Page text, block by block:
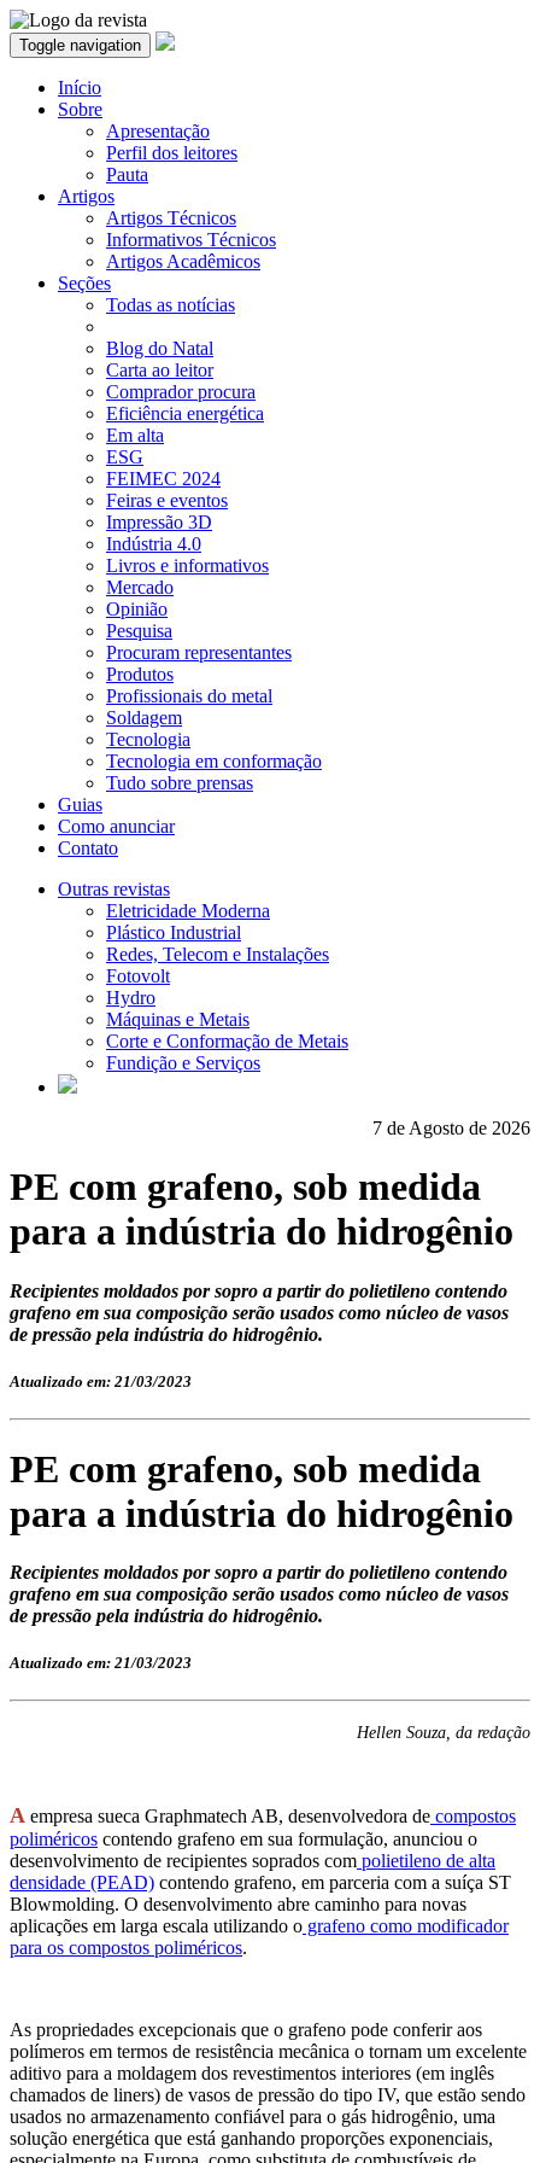
Toggle navigation
Início
Sobre
Apresentação
Perfil dos leitores
Pauta
Artigos
Artigos Técnicos
Informativos Técnicos
Artigos Acadêmicos
Seções
Todas as notícias
Blog do Natal
Carta ao leitor
Comprador procura
Eficiência energética
Em alta
ESG
FEIMEC 2024
Feiras e eventos
Impressão 3D
Indústria 4.0
Livros e informativos
Mercado
Opinião
Pesquisa
Procuram representantes
Produtos
Profissionais do metal
Soldagem
Tecnologia
Tecnologia em conformação
Tudo sobre prensas
Guias
Como anunciar
Contato
Outras revistas
Eletricidade Moderna
Plástico Industrial
Redes, Telecom e Instalações
Fotovolt
Hydro
Máquinas e Metais
Corte e Conformação de Metais
Fundição e Serviços
7 de Agosto de 2026
PE com grafeno, sob medida
para a indústria do hidrogênio
Recipientes moldados por sopro a partir do polietileno contendo
grafeno em sua composição serão usados como núcleo de vasos
de pressão pela indústria do hidrogênio.
Atualizado em: 21/03/2023
PE com grafeno, sob medida
para a indústria do hidrogênio
Recipientes moldados por sopro a partir do polietileno contendo
grafeno em sua composição serão usados como núcleo de vasos
de pressão pela indústria do hidrogênio.
Atualizado em: 21/03/2023
Hellen Souza, da redação
A empresa sueca Graphmatech AB, desenvolvedora de compostos
poliméricos contendo grafeno em sua formulação, anunciou o
desenvolvimento de recipientes soprados com polietileno de alta
densidade (PEAD) contendo grafeno, em parceria com a suíça ST
Blowmolding. O desenvolvimento abre caminho para novas
aplicações em larga escala utilizando o grafeno como modificador
para os compostos poliméricos.
As propriedades excepcionais que o grafeno pode conferir aos
polímeros em termos de resistência mecânica o tornam um excelente
aditivo para a moldagem dos revestimentos interiores (em inglês
chamados de liners) de vasos de pressão do tipo IV, que estão sendo
usados no armazenamento confiável para o gás hidrogênio, uma
solução energética que está ganhando proporções exponenciais,